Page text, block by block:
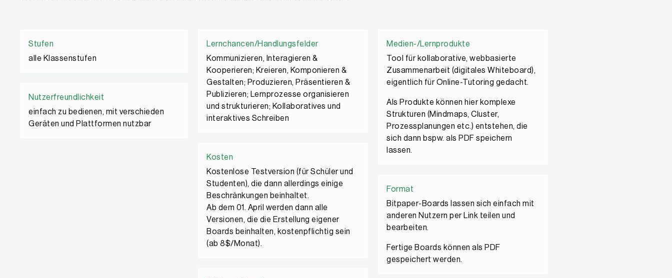
Stufen
alle Klassenstufen
Nutzerfreundlichkeit
einfach zu bedienen, mit verschieden
Geräten und Plattformen nutzbar
Lernchancen/Handlungsfelder
Kommunizieren, Interagieren &
Kooperieren; Kreieren, Komponieren &
Gestalten; Produzieren, Präsentieren &
Publizieren; Lernprozesse organisieren
und strukturieren; Kollaboratives und
interaktives Schreiben
Kosten
Kostenlose Testversion (für Schüler und
Studenten), die dann allerdings einige
Beschränkungen beinhaltet.
Ab dem 01. April werden dann alle
Versionen, die die Erstellung eigener
Boards beinhalten, kostenpflichtig sein
(ab 8$/Monat).
Medien-/Lernprodukte
Tool für kollaborative, webbasierte
Zusammenarbeit (digitales Whiteboard),
eigentlich für Online-Tutoring gedacht.
Als Produkte können hier komplexe
Strukturen (Mindmaps, Cluster,
Prozessplanungen etc.) entstehen, die
sich dann bspw. als PDF speichern
lassen.
Format
Bitpaper-Boards lassen sich einfach mit
anderen Nutzern per Link teilen und
bearbeiten.
Fertige Boards können als PDF
gespeichert werden.